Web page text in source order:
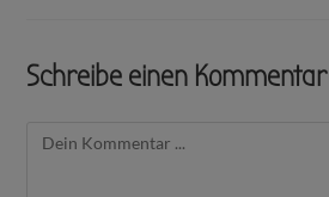
Schreibe einen Kommentar